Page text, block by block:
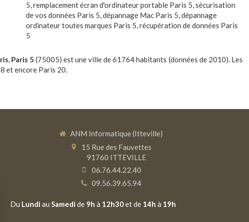
5,remplacement écran d'ordinateur portable Paris 5,sécurisation
de vos données Paris 5,dépannage Mac Paris 5,dépannage
ordinateur toutes marques Paris 5,récupération de données Paris
5
, Paris 5 (75005) est une ville de 61764 habitants (données de 2010). Les
et encore Paris 20.
ANM Informatique (Itteville)
15 Rue des Fauvettes
91760 ITTEVILLE
06.76.44.22.40
09.56.39.65.94
Du Lundi au Samedi de 9h à 12h30et de 14h à 19h